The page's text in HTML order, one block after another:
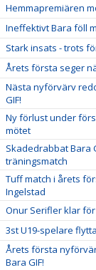
Hemmapremiären
Ineffektivt Bara föll
Stark insats - trots
Årets första seger
Nästa nyförvärv
GIF!
Ny förlust under
mötet
Skadedrabbat Bara
träningsmatch
Tuff match i årets
Ingelstad
Onur Serifler klar för
3st U19-spelare
Årets första
Bara GIF!